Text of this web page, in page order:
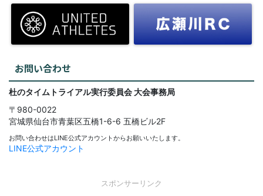
お問い合わせ
杜のタイムトライアル実行委員会 大会事務局
〒980-0022
宮城県仙台市青葉区五橋1-6-6 五橋ビル2F
お問い合わせはLINE公式アカウントからお願いいたします。
LINE公式アカウント
スポンサーリンク